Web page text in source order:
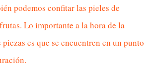
podemos confitar las pieles de
Lo importante a la hora de la
es que se encuentren en un punto